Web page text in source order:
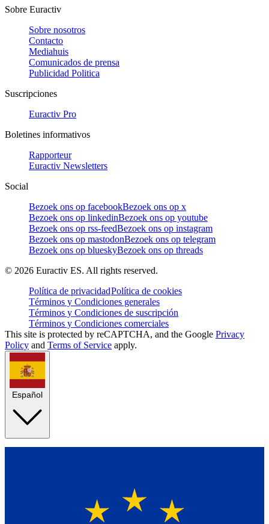
Sobre Euractiv
Sobre nosotros
Contacto
Mediahuis
Comunicados de prensa
Publicidad Politica
Suscripciones
Euractiv Pro
Boletines informativos
Rapporteur
Euractiv Newsletters
Social
Bezoek ons op facebookBezoek ons op x
Bezoek ons op linkedinBezoek ons op youtube
Bezoek ons op rss-feedBezoek ons op instagram
Bezoek ons op mastodonBezoek ons op telegram
Bezoek ons op blueskyBezoek ons op threads
© 2026 Euractiv ES. All rights reserved.
Política de privacidadPolítica de cookies
Términos y Condiciones generales
Términos y Condiciones de suscripción
Términos y Condiciones comerciales
This site is protected by reCAPTCHA, and the Google Privacy
Policy and Terms of Service apply.
Español